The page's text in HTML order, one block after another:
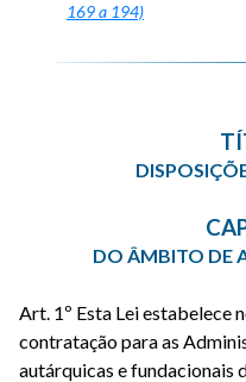
169 a 194)
DO ÂMBITO DE
Art. 1º Esta Lei estabelece
contratação para as
autárquicas e fundacionais